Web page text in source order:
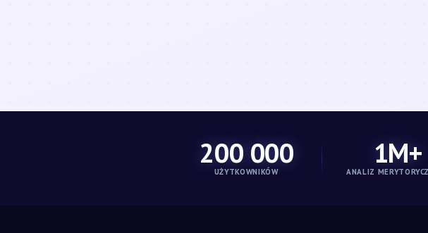
200 000
UŻYTKOWNIKÓW
1M+
ANALIZ